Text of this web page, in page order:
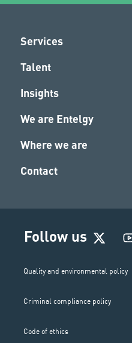
Services
Talent
Insights
We are Entelgy
Where we are
Contact
Follow us
Quality and environmental policy
Criminal compliance policy
Code of ethics